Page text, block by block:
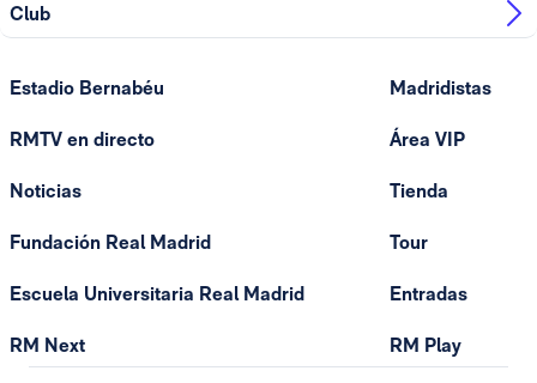
Club
Estadio Bernabéu
RMTV en directo
Noticias
Fundación Real Madrid
Escuela Universitaria Real Madrid
RM Next
Madridistas
Área VIP
Tienda
Tour
Entradas
RM Play